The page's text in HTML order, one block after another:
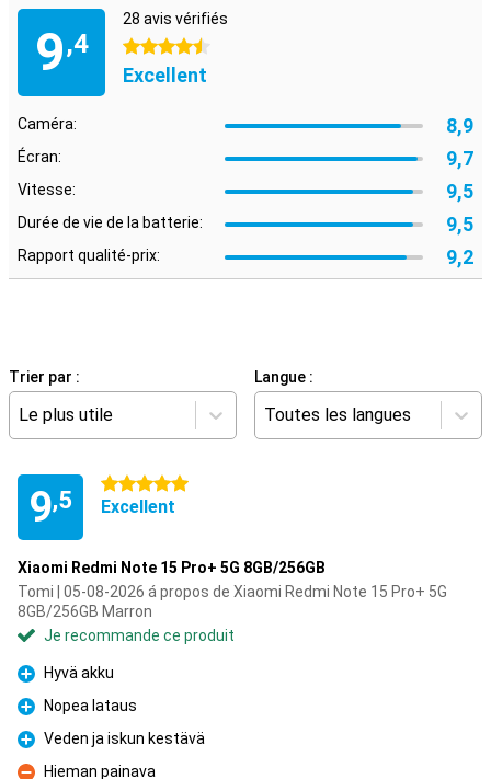
9,4
28 avis vérifiés
4.5 étoiles
Excellent
Caméra: 8,9
Écran: 9,7
Vitesse: 9,5
Durée de vie de la batterie: 9,5
Rapport qualité-prix: 9,2
Trier par :
Le plus utile
Langue :
Toutes les langues
9,5
5 étoiles
Excellent
Xiaomi Redmi Note 15 Pro+ 5G 8GB/256GB
Tomi | 05-08-2026 á propos de Xiaomi Redmi Note 15 Pro+ 5G
8GB/256GB Marron
Je recommande ce produit
Pour
Hyvä akku
Pour
Nopea lataus
Pour
Veden ja iskun kestävä
Hieman painava